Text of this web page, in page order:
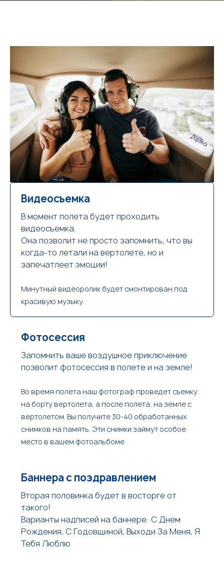
Видеосъемка
В момент полета будет проходить
видеосъемка.
Она позволит не просто запомнить, что вы
когда-то летали на вертолете, но и
запечатлеет эмоции!
Минутный видеоролик будет смонтирован под
красивую музыку.
Фотосессия
Запомнить ваше воздушное приключение
позволит фотосессия в полете и на земле!
Во время полета наш фотограф проведет съемку
на борту вертолета, а после полета, на земле с
вертолетом. Вы получите 30-40 обработанных
снимков на память. Эти снимки займут особое
место в вашем фотоальбоме
Баннера с поздравлением
Вторая половинка будет в восторге от
такого!
Варианты надписей на баннере: С Днем
Рождения, С Годовщиной, Выходи За Меня, Я
Тебя Люблю